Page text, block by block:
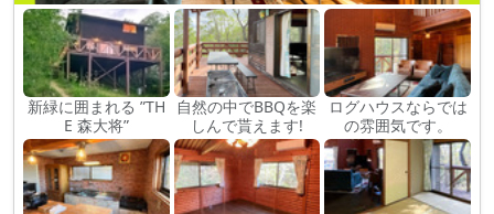
新緑に囲まれる ”TH
E 森大将”
自然の中でBBQを楽
しんで貰えます!
ログハウスならでは
の雰囲気です。